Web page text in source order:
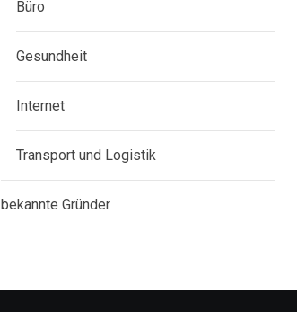
Büro
Gesundheit
Internet
Transport und Logistik
bekannte Gründer